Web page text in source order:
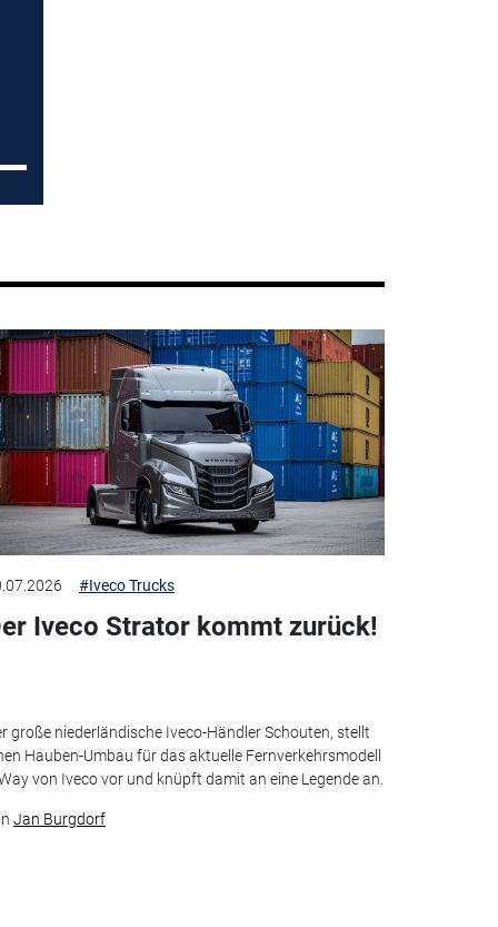
#Iveco Trucks
Iveco Strator kommt zurück!
große niederländische Iveco-Händler Schouten, stellt
Hauben-Umbau für das aktuelle Fernverkehrsmodell
von Iveco vor und knüpft damit an eine Legende an.
Jan Burgdorf